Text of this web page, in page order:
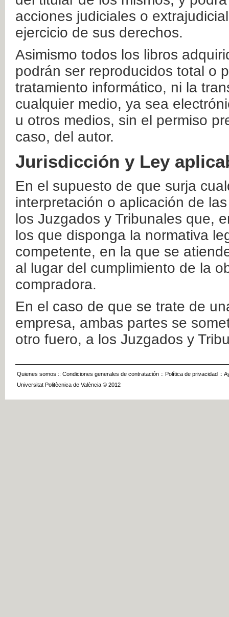
acciones judiciales o
ejercicio de sus derechos.
Asimismo todos los libros
podrán ser reproducidos total o
tratamiento informático, ni la
cualquier medio, ya sea
u otros medios, sin el permiso
caso, del autor.
Jurisdicción y Ley
En el supuesto de que surja
interpretación o aplicación de
los Juzgados y Tribunales que,
los que disponga la normativa
competente, en la que se
al lugar del cumplimiento de la
compradora.
En el caso de que se trate de
empresa, ambas partes se
otro fuero, a los Juzgados y
Quienes somos :: Condiciones generales de contratación :: Política de privacidad ::
Universitat Politècnica de València © 2012